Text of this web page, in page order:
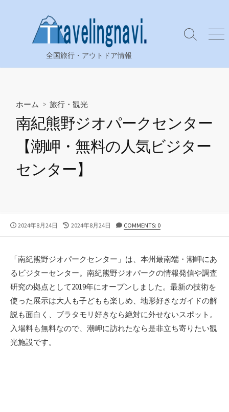
へ
全国旅行・アウトドア情報
検
り
メ
ー
ホーム > 旅行・観光
南紀熊野ジオパークセンター
【潮岬・無料の人気ビジター
センター】
公
2024年8月24日
最
日
2024年8月24日 COMMENTS: 0
「南紀熊野ジオパークセンター」は、本州最南端・潮岬にあ
るビジターセンター。南紀熊野ジオパークの情報発信や調査
研究の拠点として2019年にオープンしました。最新の技術を
使った展示は大人も子どもも楽しめ、地形好きなガイドの解
説も面白く、ブラタモリ好きなら絶対に外せないスポット。
入場料も無料なので、潮岬に訪れたなら是非立ち寄りたい観
光施設です。